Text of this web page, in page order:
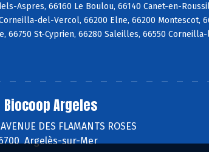
Aspres, 66160 Le Boulou, 66140 Canet-en-
del-Vercol, 66200 Elne, 66200 Montescot,
St-Cyprien, 66280 Saleilles, 66550
Biocoop Argeles
DES FLAMANTS ROSES
Argelès-sur-Mer